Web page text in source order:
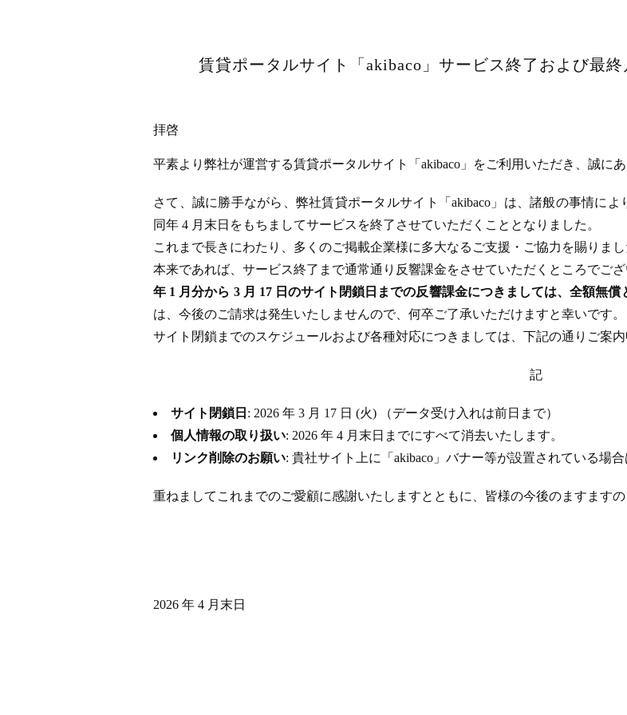
賃貸ポータルサイト「akibaco」サービス終了および最
拝啓
平素より弊社が運営する賃貸ポータルサイト「akibaco」をご利用いただき、誠にあ
さて、誠に勝手ながら、弊社賃貸ポータルサイト「akibaco」は、諸般の事情によ
同年 4 月末日をもちましてサービスを終了させていただくこととなりました。
これまで長きにわたり、多くのご掲載企業様に多大なるご支援・ご協力を賜りま
本来であれば、サービス終了まで通常通り反響課金をさせていただくところでご
年 1 月分から 3 月 17 日のサイト閉鎖日までの反響課金につきましては、全額無
は、今後のご請求は発生いたしませんので、何卒ご了承いただけますと幸いです。
サイト閉鎖までのスケジュールおよび各種対応につきましては、下記の通りご案内
記
サイト閉鎖日 : 2026 年 3 月 17 日 (火) （データ受け入れは前日まで）
個人情報の取り扱い: 2026 年 4 月末日までにすべて消去いたします。
リンク削除のお願い: 貴社サイト上に「akibaco」バナー等が設置されている場
重ねましてこれまでのご愛顧に感謝いたしますとともに、皆様の今後のますます
2026 年 4 月末日